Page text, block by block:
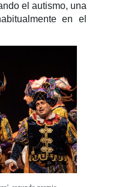
el autismo, una
en el